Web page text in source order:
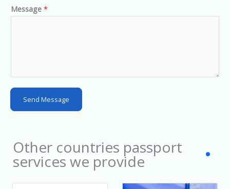
d
e
s
+
Message *
Send Message
Other countries passport
services we provide